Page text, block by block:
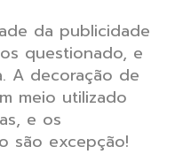
da publicidade
questionado, e
A decoração de
meio utilizado
e os
são excepção!